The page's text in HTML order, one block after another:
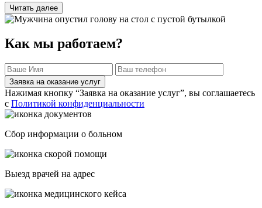
Читать далее
Как мы работаем?
Заявка на оказание услуг
Нажимая кнопку “Заявка на оказание услуг”, вы соглашаетесь
с Политикой конфиденциальности
Сбор информации о больном
Выезд врачей на адрес